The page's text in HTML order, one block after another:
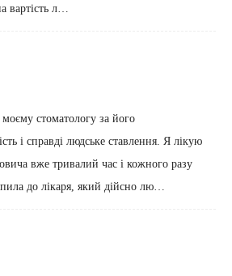
вартість л…
стоматологу за його
і справді людське ставлення. Я лікую
вже тривалий час і кожного разу
до лікаря, який дійсно лю…